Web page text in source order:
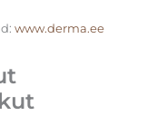
www.derma.ee